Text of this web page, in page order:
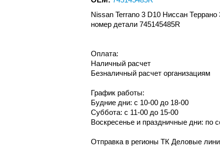
Nissan Terrano 3 D10 Ниссан
номер детали 745145485R
Оплата:
Наличный расчет
Безналичный расчет организациям
График работы:
Будние дни: с 10-00 до 18-00
Суббота: с 11-00 до 15-00
Воскресенье и праздничные дни: по
Отправка в регионы ТК Деловые